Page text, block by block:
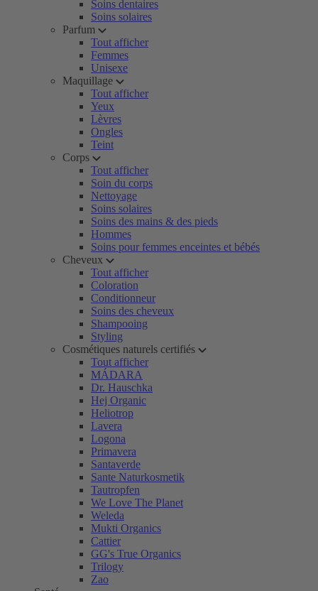
Soins dentaires
Soins solaires
Parfum
Tout afficher
Femmes
Unisexe
Maquillage
Tout afficher
Yeux
Lèvres
Ongles
Teint
Corps
Tout afficher
Soin du corps
Nettoyage
Soins solaires
Soins des mains & des pieds
Hommes
Soins pour femmes enceintes et bébés
Cheveux
Tout afficher
Coloration
Conditionneur
Soins des cheveux
Shampooing
Styling
Cosmétiques naturels certifiés
Tout afficher
MÁDARA
Dr. Hauschka
Hej Organic
Heliotrop
Lavera
Logona
Primavera
Santaverde
Sante Naturkosmetik
Tautropfen
We Love The Planet
Weleda
Mukti Organics
Cattier
GG's True Organics
Trilogy
Zao